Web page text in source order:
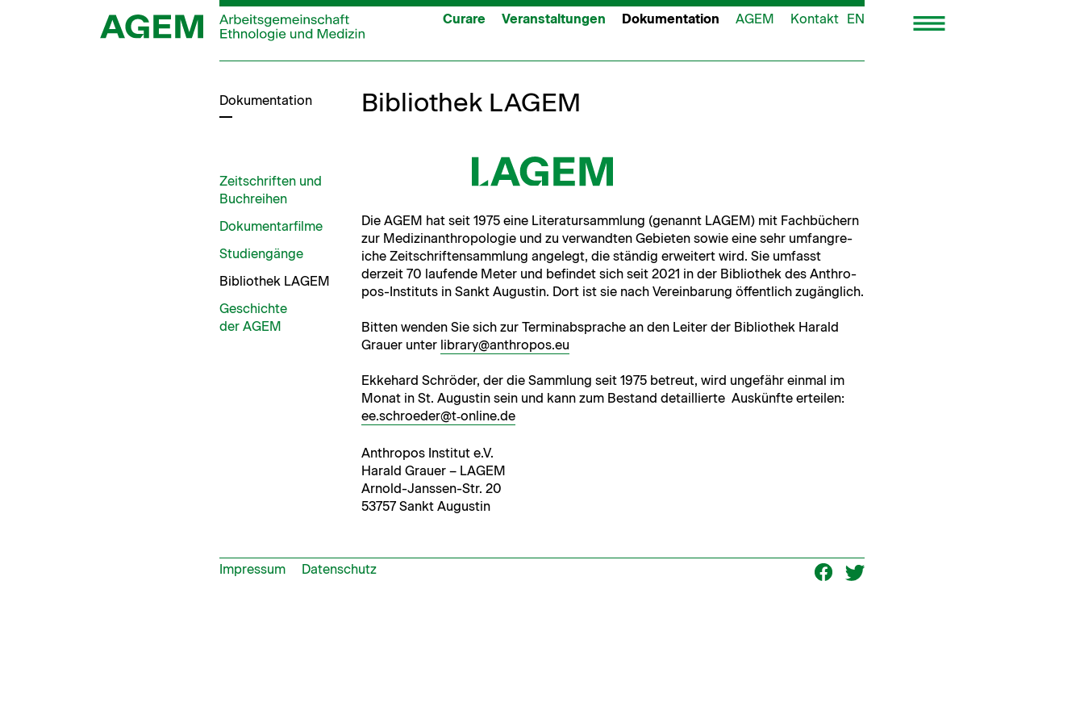
Curare Veranstaltungen Dokumentation AGEM Kontakt EN
Dokumentation Bibliothek LAGEM
Die AGEM hat seit 1975 eine Lit­er­atur­samm­lung (genan­nt LAGEM) mit Fach­büch­ern
zur Medi­z­inan­thro­polo­gie und zu ver­wandten Gebi­eten sowie eine sehr umfan­gre­
iche Zeitschriften­samm­lung angelegt, die ständig erweit­ert wird. Sie umfasst
derzeit 70 laufende Meter und befind­et sich seit 2021 in der Bib­lio­thek des Anthro­
pos-Insti­tuts in Sankt Augustin. Dort ist sie nach Vere­in­barung öffentlich zugänglich.
Bit­ten wen­den Sie sich zur Ter­minab­sprache an den Leit­er der Bib­lio­thek Har­ald
Grauer unter library@anthropos.eu
Ekke­hard Schröder, der die Samm­lung seit 1975 betreut, wird unge­fähr ein­mal im
Monat in St. Augustin sein und kann zum Bestand detail­lierte Auskün­fte erteilen:
ee.schroeder@t‑online.de
Anthro­pos Insti­tut e.V.
Har­ald Grauer – LAGEM
Arnold-Janssen-Str. 20
53757 Sankt Augustin
Zeitschriften und
Buchreihen
Dokumentarfilme
Studiengänge
Bibliothek LAGEM
Geschichte
der AGEM
Impressum Datenschutz